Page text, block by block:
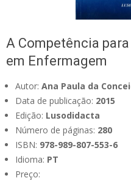
A Competência
em Enfermagem
Autor: Ana Paula da
Data de publicação: 2015
Edição: Lusodidacta
Número de páginas: 280
ISBN: 978-989-807-553-6
Idioma: PT
Preço: